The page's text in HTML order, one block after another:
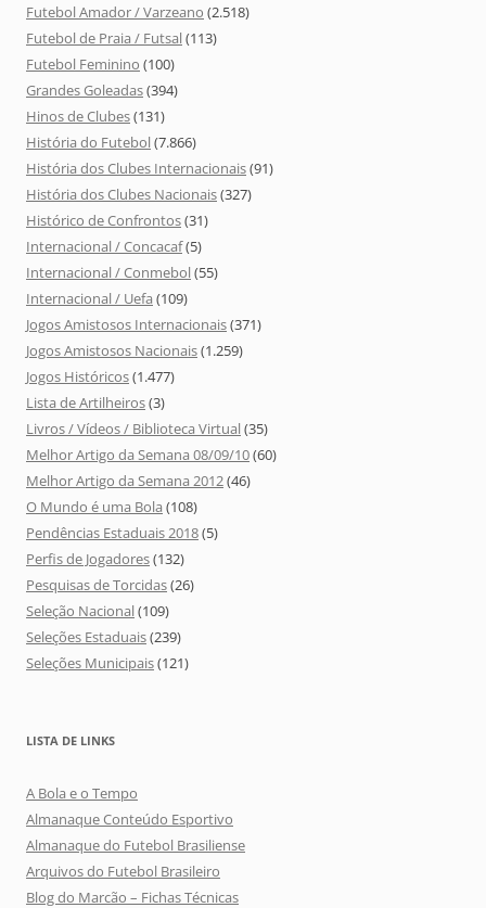
Futebol Amador / Varzeano (2.518)
Futebol de Praia / Futsal(113)
Futebol Feminino (100)
Grandes Goleadas(394)
Hinos de Clubes(131)
História do Futebol(7.866)
História dos Clubes Internacionais(91)
História dos Clubes Nacionais(327)
Histórico de Confrontos(31)
Internacional / Concacaf(5)
Internacional / Conmebol(55)
Internacional / Uefa (109)
Jogos Amistosos Internacionais(371)
Jogos Amistosos Nacionais(1.259)
Jogos Históricos(1.477)
Lista de Artilheiros(3)
Livros / Vídeos / Biblioteca Virtual(35)
Melhor Artigo da Semana 08/09/10(60)
Melhor Artigo da Semana 2012(46)
O Mundo é uma Bola (108)
Pendências Estaduais 2018(5)
Perfis de Jogadores(132)
Pesquisas de Torcidas(26)
Seleção Nacional(109)
Seleções Estaduais(239)
Seleções Municipais(121)
LISTA DE LINKS
A Bola e o Tempo
Almanaque Conteúdo Esportivo
Almanaque do Futebol Brasiliense
Arquivos do Futebol Brasileiro
Blog do Marcão – Fichas Técnicas